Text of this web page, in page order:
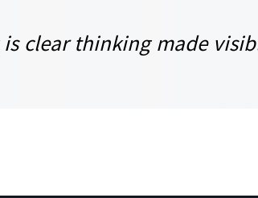
clear thinking made